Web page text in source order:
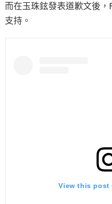
而在玉珠鉉發表道歉文後
支持。
View this post